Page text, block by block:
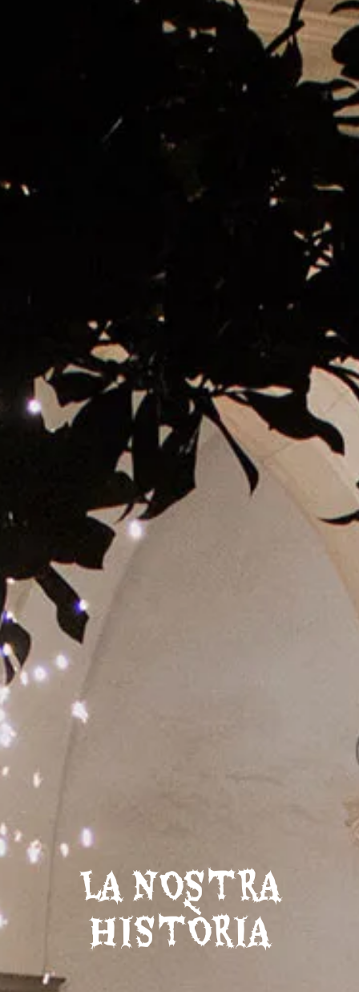
LA NOSTRA
HISTÒRIA